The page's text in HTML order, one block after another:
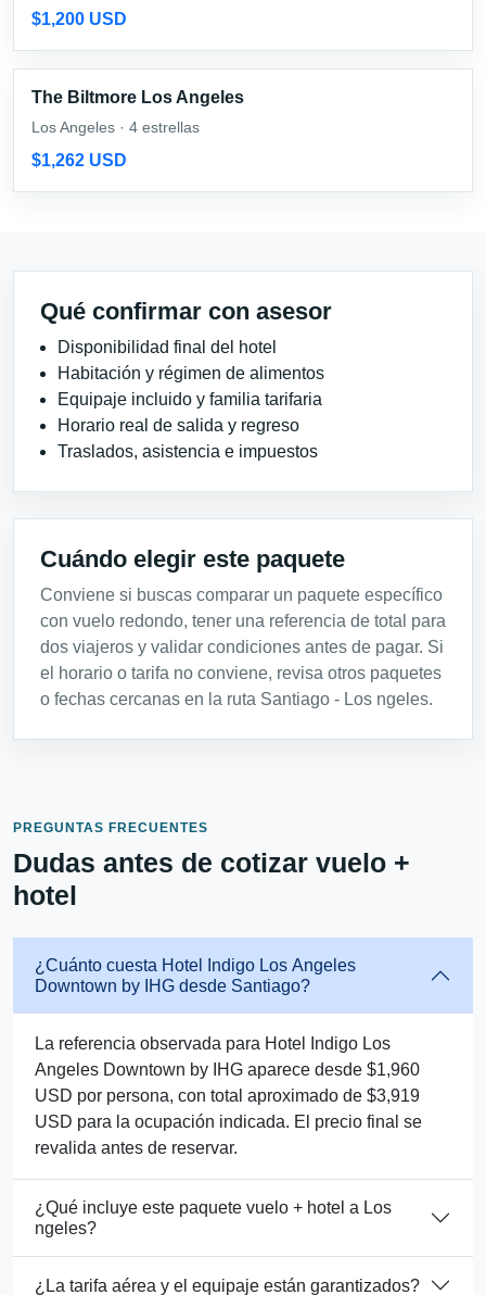
$1,200 USD
The Biltmore Los Angeles
Los Angeles · 4 estrellas
$1,262 USD
Qué confirmar con asesor
Disponibilidad final del hotel
Habitación y régimen de alimentos
Equipaje incluido y familia tarifaria
Horario real de salida y regreso
Traslados, asistencia e impuestos
Cuándo elegir este paquete
Conviene si buscas comparar un paquete específico
con vuelo redondo, tener una referencia de total para
dos viajeros y validar condiciones antes de pagar. Si
el horario o tarifa no conviene, revisa otros paquetes
o fechas cercanas en la ruta Santiago - Los ngeles.
PREGUNTAS FRECUENTES
Dudas antes de cotizar vuelo +
hotel
¿Cuánto cuesta Hotel Indigo Los Angeles
Downtown by IHG desde Santiago?
La referencia observada para Hotel Indigo Los
Angeles Downtown by IHG aparece desde $1,960
USD por persona, con total aproximado de $3,919
USD para la ocupación indicada. El precio final se
revalida antes de reservar.
¿Qué incluye este paquete vuelo + hotel a Los
ngeles?
¿La tarifa aérea y el equipaje están garantizados?